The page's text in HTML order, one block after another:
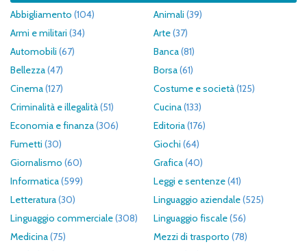
Abbigliamento (104) Animali (39)
Armi e militari (34) Arte(37)
Automobili (67) Banca(81)
Bellezza(47) Borsa(61)
Cinema(127) Costume e società(125)
Criminalità e illegalità(51) Cucina(133)
Economia e finanza(306) Editoria(176)
Fumetti (30) Giochi (64)
Giornalismo (60) Grafica(40)
Informatica(599) Leggi e sentenze(41)
Letteratura(30) Linguaggio aziendale(525)
Linguaggio commerciale(308) Linguaggio fiscale(56)
Medicina(75) Mezzi di trasporto (78)